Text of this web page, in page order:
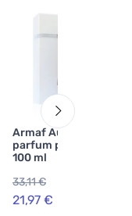
Armaf Aura eau de
parfum para homens
100 ml
33,11 €
21,97 €